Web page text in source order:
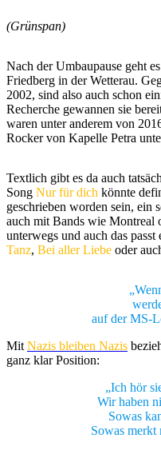
(Grünspan)
Nach der Umbaupause geht
Friedberg in der Wetterau.
2002, sind also auch schon
Recherche gewannen sie
waren unter anderem von
Rocker von Kapelle Petra
Textlich gibt es da auch
Song Nur für dich könnte
geschrieben worden sein, ein
auch mit Bands wie Montreal
unterwegs und auch das
Tanz, Bei aller Liebe oder
auf der MS-
Mit Nazis bleiben Nazis
ganz klar Position:
„Ich hör
Wir haben
Sowas
Sowas merkt